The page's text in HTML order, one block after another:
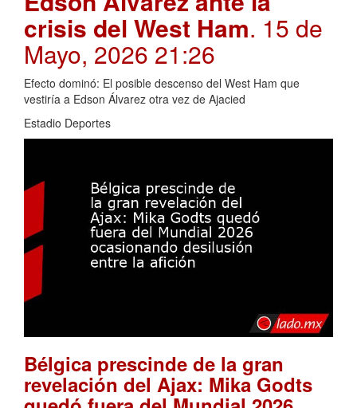
crisis del West Ham. 15 de
Mayo, 2026 21:26
Efecto dominó: El posible descenso del West Ham que
vestiría a Edson Álvarez otra vez de Ajacied
Estadio Deportes
Bélgica prescinde de la gran
revelación del Ajax: Mika Godts